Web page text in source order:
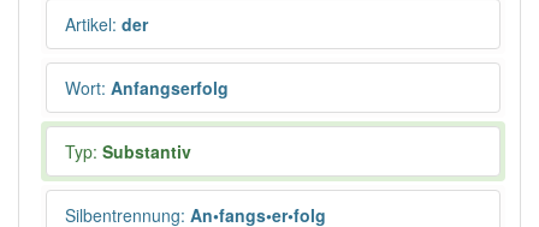
Artikel: der
Wort: Anfangserfolg
Typ: Substantiv
Silbentrennung: An•fangs•er•folg